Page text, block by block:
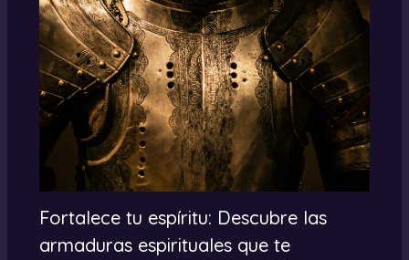
Fortalece tu espíritu: Descubre las
armaduras espirituales que te